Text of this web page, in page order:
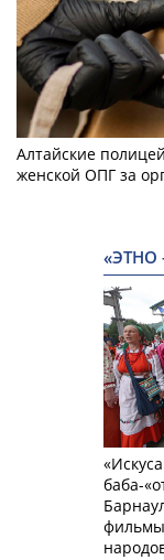
Алтайские
женской ОПГ за
«ЭТНО
баба-